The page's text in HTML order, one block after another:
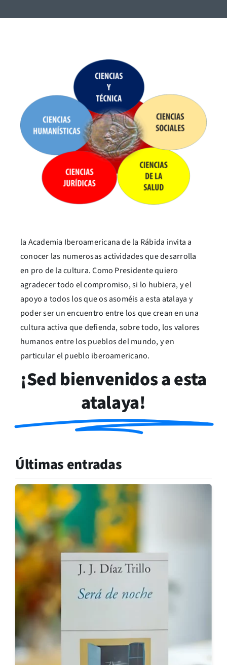
la Academia Iberoamericana de la Rábida invita a
conocer las numerosas actividades que desarrolla
en pro de la cultura. Como Presidente quiero
agradecer todo el compromiso, si lo hubiera, y el
apoyo a todos los que os asoméis a esta atalaya y
poder ser un encuentro entre los que crean en una
cultura activa que defienda, sobre todo, los valores
humanos entre los pueblos del mundo, y en
particular el pueblo iberoamericano.
¡Sed bienvenidos a esta
atalaya!
Últimas entradas